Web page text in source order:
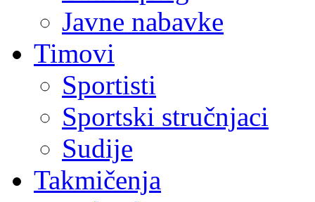
Javne nabavke
Timovi
Sportisti
Sportski stručnjaci
Sudije
Takmičenja